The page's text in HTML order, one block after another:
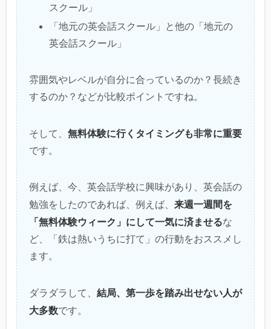
スクール」
「地元の英会話スクール」と他の「地元の
英会話スクール」
雰囲気やレベルが自分に合っているのか？長続き
するのか？などが比較ポイントですね。
そして、 無料体験に行くタイミングも非常に重要
です。
例えば、今、英会話学校に興味があり、英会話の
勉強をしたのであれば、例えば、 来週一週間を
「無料体験ウィーク」にして一気に済ませるな
ど、「鉄は熱いうちに打て」の行動をおススメし
ます。
ダラダラして、 結局、第一歩を踏み出せない人が
大多数です。